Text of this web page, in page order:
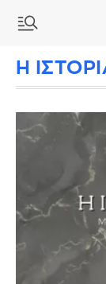
Η